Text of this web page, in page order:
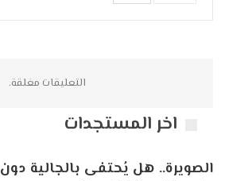
التعليقات مغلقة.
اخر المستجدات
الصويرة.. هل يُحتفى بالجالية دون